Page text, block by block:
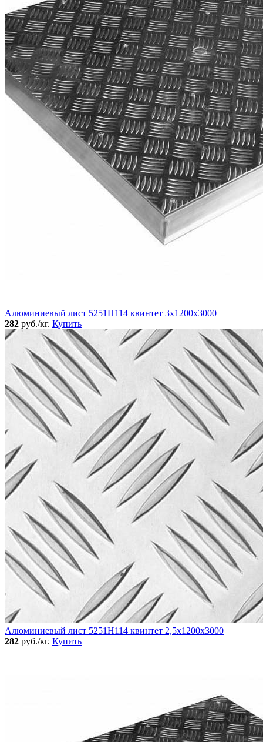
Алюминиевый лист 5251Н114 квинтет 3х1200х3000
282 руб./кг. Купить
Алюминиевый лист 5251Н114 квинтет 2,5х1200х3000
282 руб./кг. Купить